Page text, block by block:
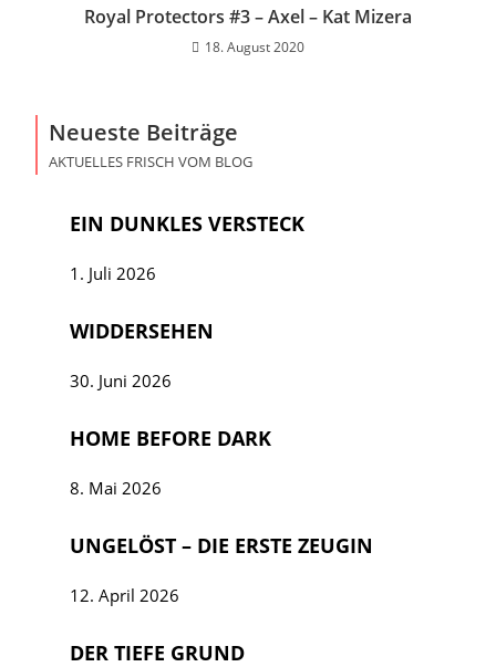
Royal Protectors #3 – Axel – Kat Mizera
18. August 2020
Neueste Beiträge
AKTUELLES FRISCH VOM BLOG
EIN DUNKLES VERSTECK
1. Juli 2026
WIDDERSEHEN
30. Juni 2026
HOME BEFORE DARK
8. Mai 2026
UNGELÖST – DIE ERSTE ZEUGIN
12. April 2026
DER TIEFE GRUND